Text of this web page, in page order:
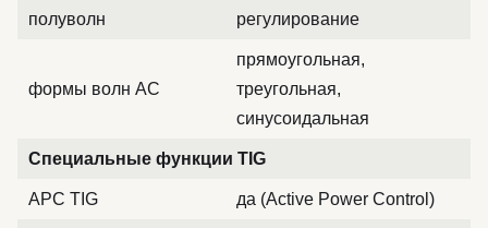
полуволн
регулирование
формы волн AC
прямоугольная,
треугольная,
синусоидальная
Специальные функции TIG
APC TIG да (Active Power Control)